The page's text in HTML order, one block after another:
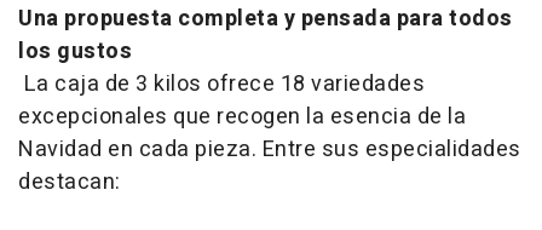
Una propuesta completa y pensada para todos
los gustos
La caja de 3 kilos ofrece 18 variedades
excepcionales que recogen la esencia de la
Navidad en cada pieza. Entre sus especialidades
destacan: